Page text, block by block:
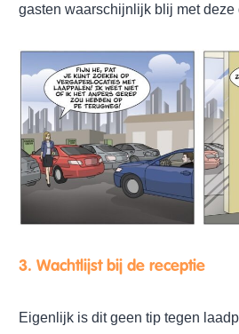
gasten waarschijnlijk blij met
3. Wachtlijst bij de receptie
Eigenlijk is dit geen tip tegen